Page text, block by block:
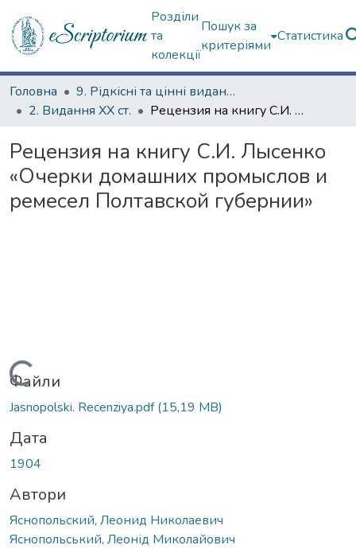
Розділи
та
колекції
Пошук за
критеріями
Статистика
Головна
9. Рідкісні та цінні видання
2. Видання ХХ ст.
Рецензия на книгу С.И. Лысенко «Очерки домашних промыслов и ремесел Полтавской губернии»
Рецензия на книгу С.И. Лысенко
«Очерки домашних промыслов и
ремесел Полтавской губернии»
Вантажиться...
Файли
Jasnopolski. Recenziya.pdf(15,19 MB)
Дата
1904
Автори
Яснопольский, Леонид Николаевич
Яснопольський, Леонід Миколайович